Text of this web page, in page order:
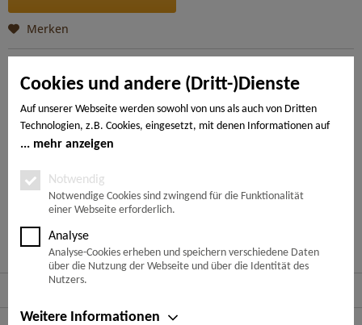
Cookies und andere (Dritt-)Dienste
Auf unserer Webseite werden sowohl von uns als auch von Dritten
Technologien, z.B. Cookies, eingesetzt, mit denen Informationen auf
Ihrem Endgerät gespeichert und/oder von Ihrem Endgerät abgerufen
Notwendige Cookies, Analyse-, Marketing- und Statistik-Cookies. Bei
den notwendigen Cookies handelt es sich um solche, die technisch
notwendig sind, um den von Ihnen gewünschten Dienst
bereitzustellen, die übrigen Cookies werden nur auf Grund einer von
Ihnen erteilten Einwilligung gesetzt. Die Einwilligung ist freiwillig.
Personen, die das 16. Lebensjahr noch nicht vollendet haben,
benötigen die Zustimmung der Sorgeberechtigten. Sie können Ihre
Sie dazu lediglich den Cookie-Banner erneut auf und ändern Sie Ihre
mehr anzeigen
Notwendig
Notwendige Cookies sind zwingend für die Funktionalität
einer Webseite erforderlich.
Analyse
Analyse-Cookies erheben und speichern verschiedene Daten
über die Nutzung der Webseite und über die Identität des
Nutzers.
Weitere Informationen
Merken
Beschreibung
Moderne Wohntrends sind frei von üppiger, den Raum
einengender Möblierung. Weniger ist mehr -...
---
Ähnliche Artikel